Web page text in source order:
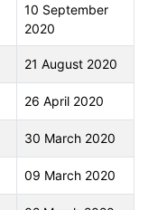
10 September
2020
21 August 2020
26 April 2020
30 March 2020
09 March 2020